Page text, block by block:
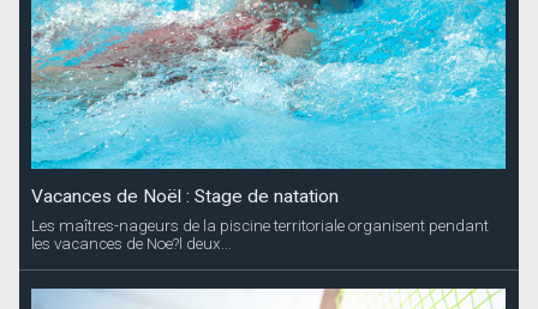
Vacances de Noël : Stage de natation
Les maîtres-nageurs de la piscine territoriale organisent pendant
les vacances de Noe?l deux...